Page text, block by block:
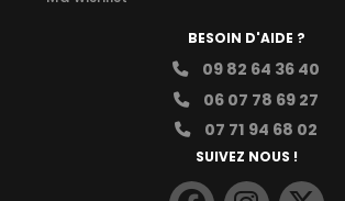
BESOIN D'AIDE ?
09 82 64 36 40
06 07 78 69 27
07 71 94 68 02
SUIVEZ NOUS !